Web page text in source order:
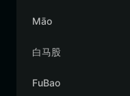
Māo
白马股
FuBao